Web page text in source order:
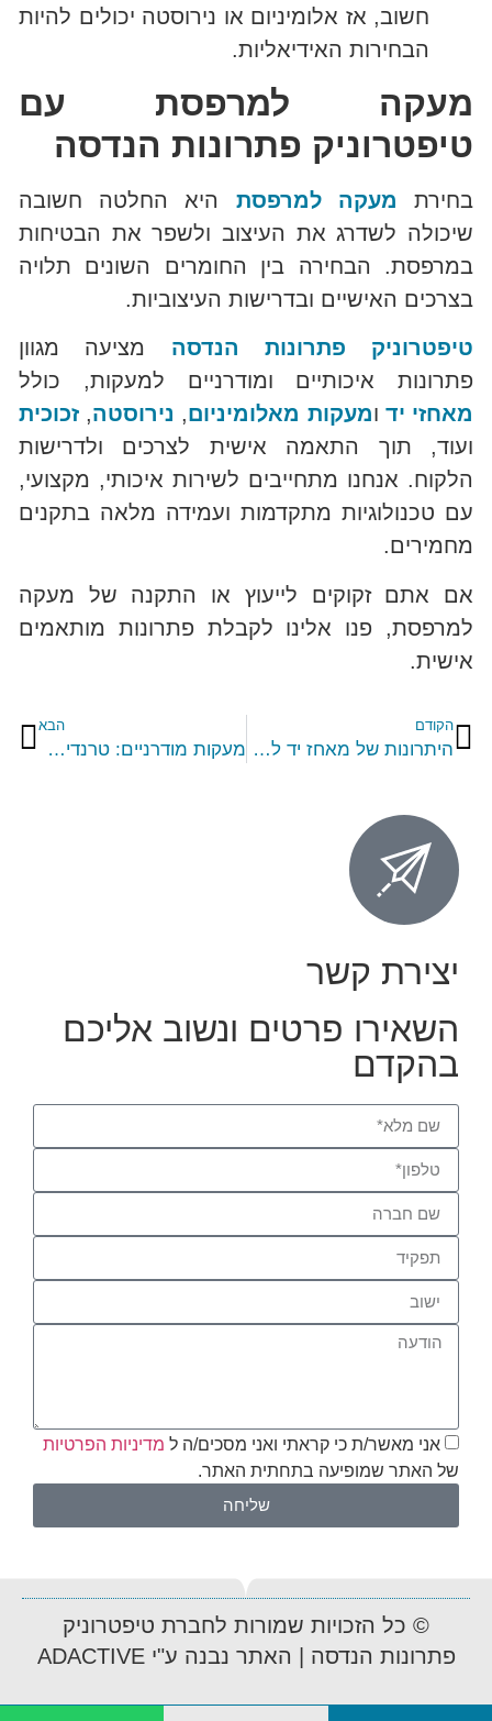
חשוב, אז אלומיניום או נירוסטה יכולים להיות
הבחירות האידיאליות.
מעקה למרפסת עם
טיפטרוניק פתרונות הנדסה
בחירת מעקה למרפסתהיא החלטה חשובה
שיכולה לשדרג את העיצוב ולשפר את הבטיחות
במרפסת. הבחירה בין החומרים השונים תלויה
בצרכים האישיים ובדרישות העיצוביות.
טיפטרוניק פתרונות הנדסהמציעה מגוון
פתרונות איכותיים ומודרניים למעקות, כולל
מאחזי ידו מעקות מאלומיניום,נירוסטה,זכוכית
ועוד, תוך התאמה אישית לצרכים ולדרישות
הלקוח. אנחנו מתחייבים לשירות איכותי, מקצועי,
עם טכנולוגיות מתקדמות ועמידה מלאה בתקנים
מחמירים.
אם אתם זקוקים לייעוץ או התקנה של מעקה
למרפסת, פנו אלינו לקבלת פתרונות מותאמים
אישית.
הקודם
היתרונות של מאחז יד למדרגות בעיצוב מודרני
הבא
מעקות מודרניים: טרנדים וחומרים בעיצוב עכשווי
יצירת קשר
השאירו פרטים ונשוב אליכם
בהקדם
אני מאשר/ת כי קראתי ואני מסכים/ה למדיניות הפרטיות
של האתר שמופיעה בתחתית האתר.
שליחה
© כל הזכויות שמורות לחברת טיפטרוניק
פתרונות הנדסה | האתר נבנה ע"י ADACTIVE